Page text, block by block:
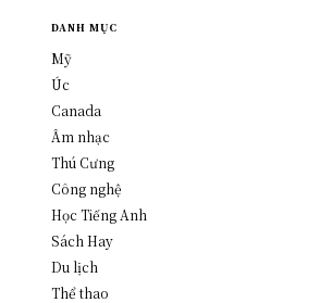
DANH MỤC
Mỹ
Úc
Canada
Âm nhạc
Thú Cưng
Công nghệ
Học Tiếng Anh
Sách Hay
Du lịch
Thể thao